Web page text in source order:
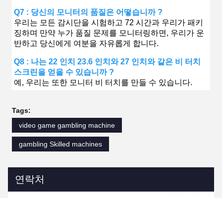
Q7 : 당신의 모니터의 품질은 어떻습니까 ?
우리는 모든 감시단을 시험하고 72 시간과 우리가 패키
징하며 만약 누가 품질 문제를 모니터링하면, 우리가 운
반하고 당신에게 여분을 자유롭게 합니다.
Q8 : 나는 22 인치 23.6 인치와 27 인치와 같은 비 터치
스크린을 얻을 수 있습니까 ?
예, 우리는 또한 모니터 비 터치를 만들 수 있습니다.
Tags:
video game gambling machine
gambling Skilled machines
연락처